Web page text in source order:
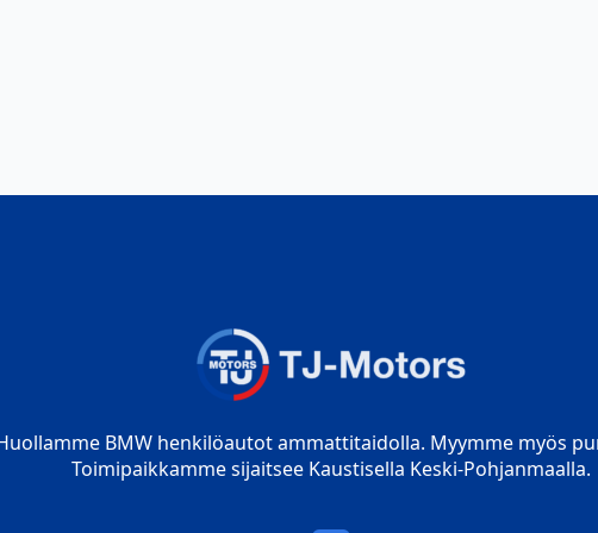
BMW henkilöautot ammattitaidolla. Myymme myös
Toimipaikkamme sijaitsee Kaustisella Keski-Pohjanmaalla.